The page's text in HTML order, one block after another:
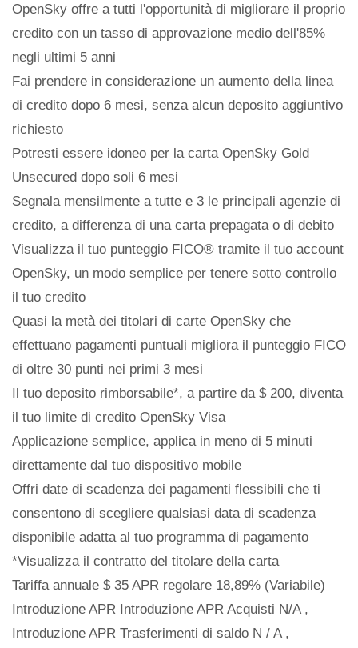
OpenSky offre a tutti l'opportunità di migliorare il proprio
credito con un tasso di approvazione medio dell'85%
negli ultimi 5 anni
Fai prendere in considerazione un aumento della linea
di credito dopo 6 mesi, senza alcun deposito aggiuntivo
richiesto
Potresti essere idoneo per la carta OpenSky Gold
Unsecured dopo soli 6 mesi
Segnala mensilmente a tutte e 3 le principali agenzie di
credito, a differenza di una carta prepagata o di debito
Visualizza il tuo punteggio FICO® tramite il tuo account
OpenSky, un modo semplice per tenere sotto controllo
il tuo credito
Quasi la metà dei titolari di carte OpenSky che
effettuano pagamenti puntuali migliora il punteggio FICO
di oltre 30 punti nei primi 3 mesi
Il tuo deposito rimborsabile*, a partire da $ 200, diventa
il tuo limite di credito OpenSky Visa
Applicazione semplice, applica in meno di 5 minuti
direttamente dal tuo dispositivo mobile
Offri date di scadenza dei pagamenti flessibili che ti
consentono di scegliere qualsiasi data di scadenza
disponibile adatta al tuo programma di pagamento
*Visualizza il contratto del titolare della carta
Tariffa annuale $ 35 APR regolare 18,89% (Variabile)
Introduzione APR Introduzione APR Acquisti N/A ,
Introduzione APR Trasferimenti di saldo N / A ,